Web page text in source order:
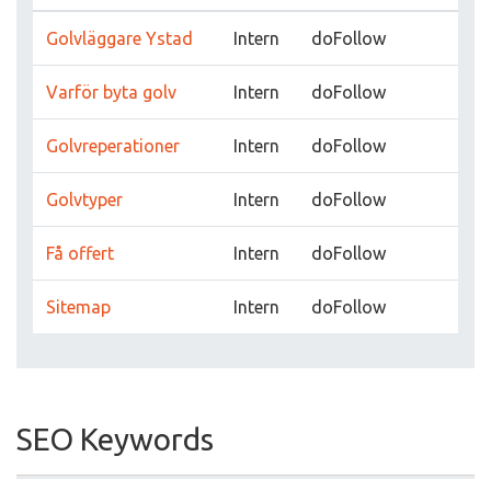
Golvläggare Ystad Intern doFollow
Varför byta golv Intern doFollow
Golvreperationer Intern doFollow
Golvtyper Intern doFollow
Få offert Intern doFollow
Sitemap Intern doFollow
SEO Keywords